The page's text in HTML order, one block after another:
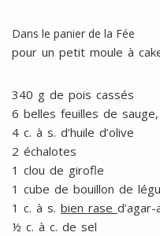
Dans le panier de la Fée
pour un petit moule à
340 g de pois cassés
6 belles feuilles de
4 c. à s. d’huile d’olive
2 échalotes
1 clou de girofle
1 cube de bouillon de
1 c. à s. bien rase
½ c. à c. de sel